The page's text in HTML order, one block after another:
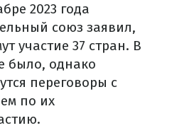
2023 года
союз заявил,
участие 37 стран. В
было, однако
переговоры с
по их